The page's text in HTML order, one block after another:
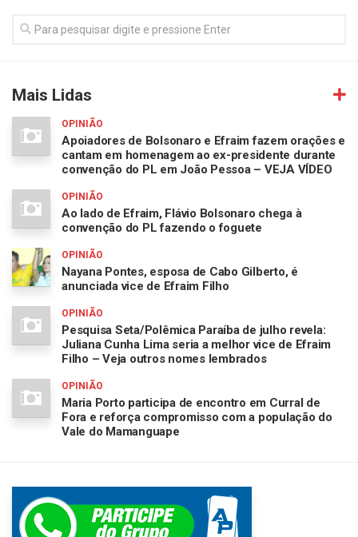
Mais Lidas
OPINIÃO
Apoiadores de Bolsonaro e Efraim fazem orações e
cantam em homenagem ao ex-presidente durante
convenção do PL em João Pessoa – VEJA VÍDEO
OPINIÃO
Ao lado de Efraim, Flávio Bolsonaro chega à
convenção do PL fazendo o foguete
OPINIÃO
Nayana Pontes, esposa de Cabo Gilberto, é
anunciada vice de Efraim Filho
OPINIÃO
Pesquisa Seta/Polêmica Paraíba de julho revela:
Juliana Cunha Lima seria a melhor vice de Efraim
Filho – Veja outros nomes lembrados
OPINIÃO
Maria Porto participa de encontro em Curral de
Fora e reforça compromisso com a população do
Vale do Mamanguape